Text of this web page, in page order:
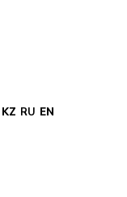
KZ RU EN